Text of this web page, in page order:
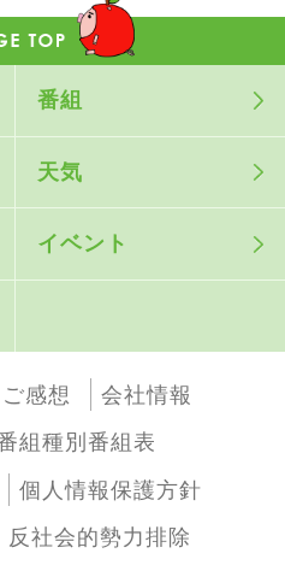
番組
天気
イベント
感想
会社情報
組種別番組表
個人情報保護方針
反社会的勢力排除